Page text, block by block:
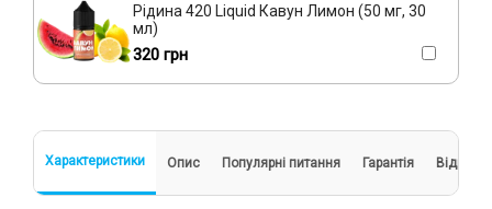
Рідина 420 Liquid Кавун Лимон (50 мг, 30
мл)
320 грн
Характеристики Опис Популярні питання Гарантія Відгуки